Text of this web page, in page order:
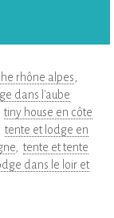
rhône alpes
dans l'aube
tiny house en côte
tente et lodge en
tente et tente
dans le loir et